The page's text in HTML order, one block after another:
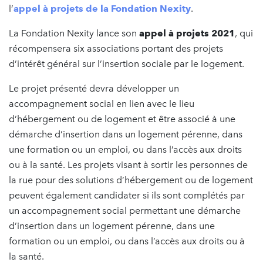
l’appel à projets de la Fondation Nexity.
La Fondation Nexity lance son appel à projets 2021, qui
récompensera six associations portant des projets
d’intérêt général sur l’insertion sociale par le logement.
Le projet présenté devra développer un
accompagnement social en lien avec le lieu
d’hébergement ou de logement et être associé à une
démarche d’insertion dans un logement pérenne, dans
une formation ou un emploi, ou dans l’accès aux droits
ou à la santé. Les projets visant à sortir les personnes de
la rue pour des solutions d’hébergement ou de logement
peuvent également candidater si ils sont complétés par
un accompagnement social permettant une démarche
d’insertion dans un logement pérenne, dans une
formation ou un emploi, ou dans l’accès aux droits ou à
la santé.